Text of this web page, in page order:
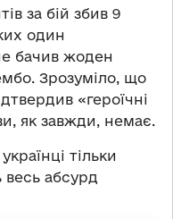
за бій збив 9
один
бачив жоден
Зрозуміло, що
«героїчні
як завжди, немає.
тільки
весь абсурд